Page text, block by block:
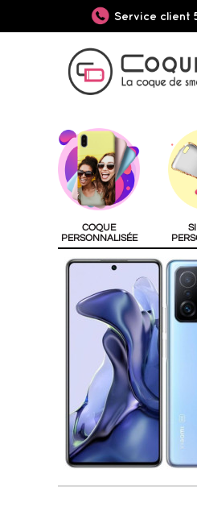
Service client
COQUE
PERSONNALISÉE